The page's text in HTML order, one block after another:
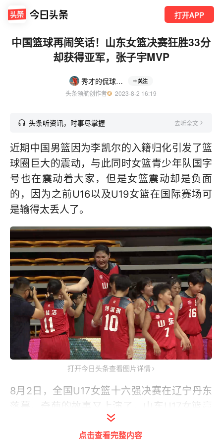
打开APP
中国篮球再闹笑话！山东女篮决赛狂胜33分
却获得亚军，张子宇MVP
秀才的侃球时间 关注
头条领航创作者
  2023-8-2 16:19
头条听资讯，时事尽掌握 去听全文
近期中国男篮因为李凯尔的入籍归化引发了篮
球圈巨大的震动，与此同时女篮青少年队国字
号也在震动着大家，但是女篮震动却是负面
的，因为之前U16以及U19女篮在国际赛场可
是输得太丢人了。
打开今日头条查看图片详情
8月2日，全国U17女篮十六强决赛在辽宁丹东
落幕，奇葩的故事又上演了，山东U17女篮赢
得了决赛，甚至以96-63大胜浙江U17女篮33
分，但是最终颁奖拿到冠军的却是浙江U17女
点击查看完整内容